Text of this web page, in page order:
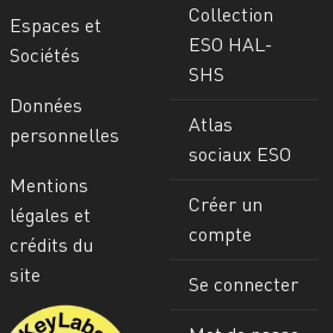
Espaces et
Sociétés
Données
personnelles
Mentions
légales et
crédits du
site
Image
Collection
ESO HAL-
SHS
Atlas
sociaux ESO
Créer un
compte
Se connecter